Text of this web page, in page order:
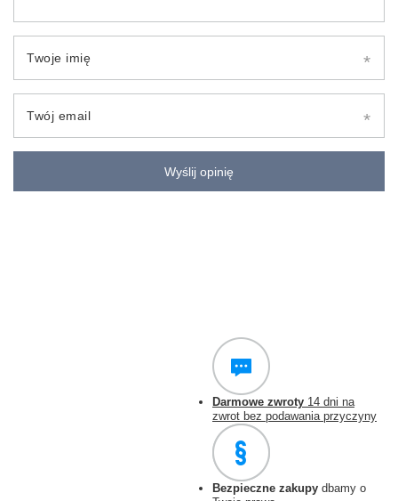
Twoje imię
Twój email
Wyślij opinię
Darmowe zwroty 14 dni na
zwrot bez podawania przyczyny
Bezpieczne zakupy dbamy o